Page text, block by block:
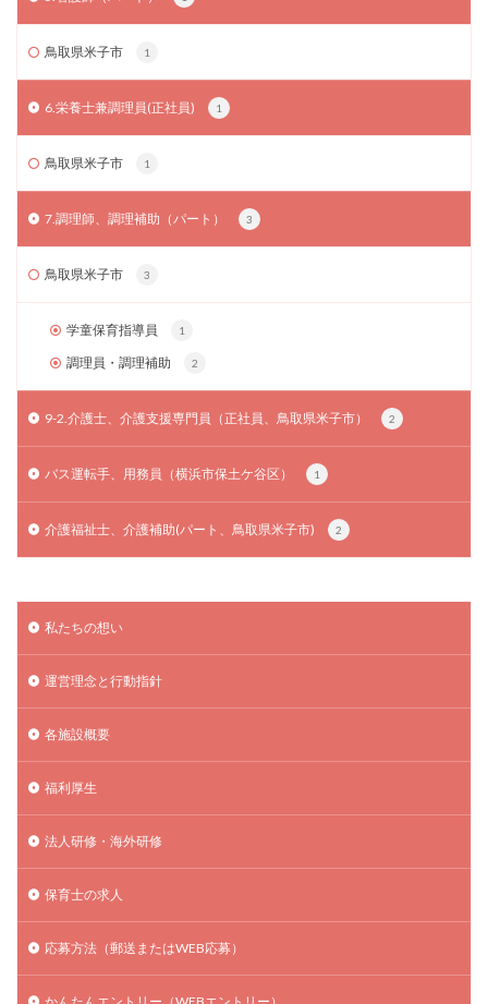
鳥取県米子市 1
6.栄養士兼調理員(正社員) 1
鳥取県米子市 1
7.調理師、調理補助（パート） 3
鳥取県米子市 3
学童保育指導員 1
調理員・調理補助 2
9-2.介護士、介護支援専門員（正社員、鳥取県米子市） 2
バス運転手、用務員（横浜市保土ケ谷区） 1
介護福祉士、介護補助(パート、鳥取県米子市) 2
私たちの想い
運営理念と行動指針
各施設概要
福利厚生
法人研修・海外研修
保育士の求人
応募方法（郵送またはWEB応募）